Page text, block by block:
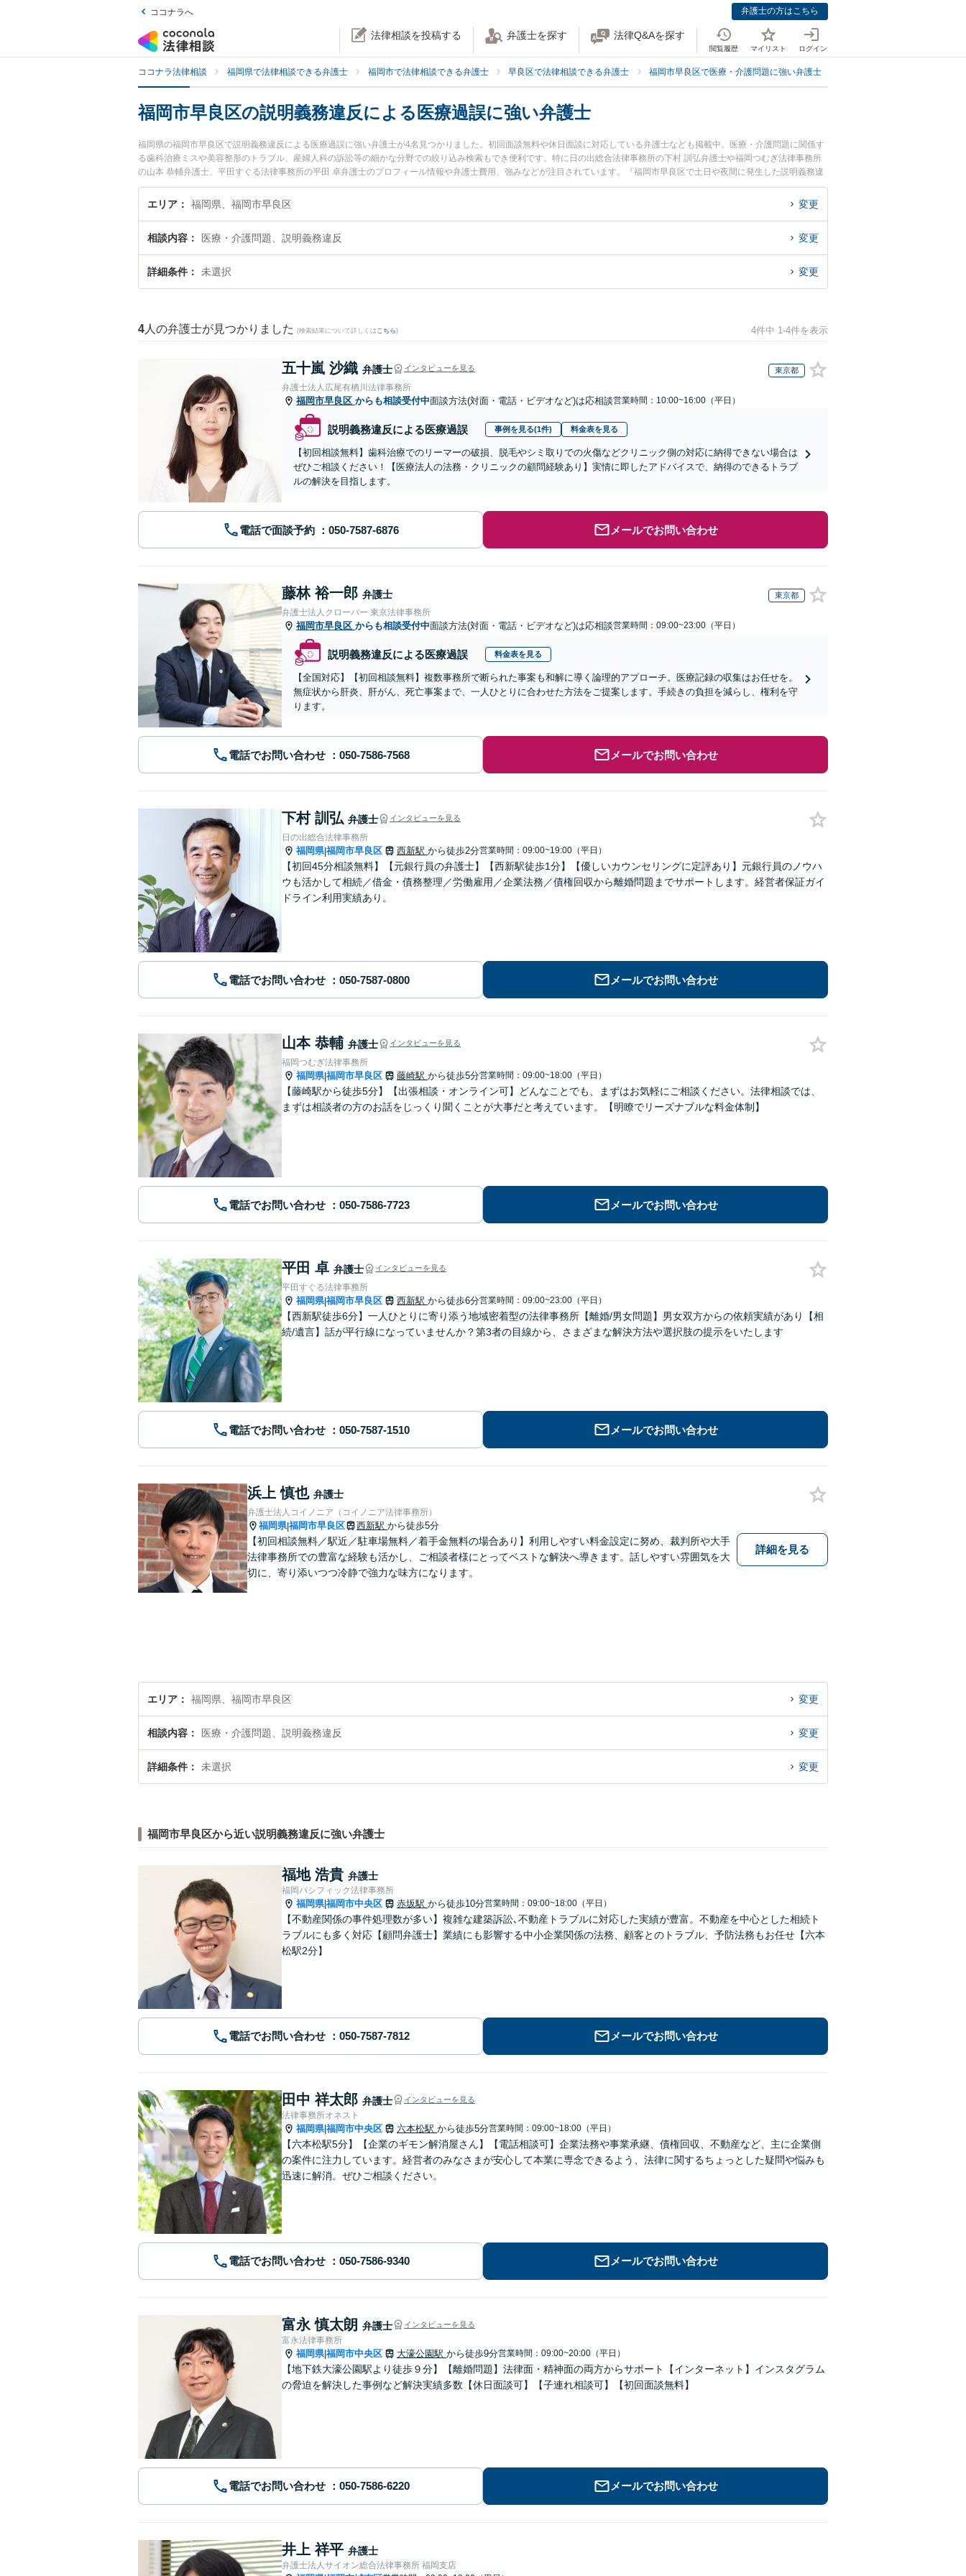
ココナラへ 弁護士の方はこちら
法律相談を投稿する 弁護士を探す 法律Q&Aを探す
閲覧履歴 マイリスト ログイン
ココナラ法律相談 福岡県で法律相談できる弁護士 福岡市で法律相談できる弁護士 早良区で法律相談できる弁護士 福岡市早良区で医療・介護問題に強い弁護士
福岡市早良区の説明義務違反による医療過誤に強い弁護士
福岡県の福岡市早良区で説明義務違反による医療過誤に強い弁護士が4名見つかりました。初回面談無料や休日面談に対応している弁護士なども掲載中。医療・介護問題に関係す
る歯科治療ミスや美容整形のトラブル、産婦人科の訴訟等の細かな分野での絞り込み検索もでき便利です。特に日の出総合法律事務所の下村 訓弘弁護士や福岡つむぎ法律事務所
の山本 恭輔弁護士、平田すぐる法律事務所の平田 卓弁護士のプロフィール情報や弁護士費用、強みなどが注目されています。『福岡市早良区で土日や夜間に発生した説明義務違
反による医療過誤のトラブルを今すぐに弁護士に相談したい』『説明義務違反による医療過誤のトラブル解決の実績豊富な近くの弁護士を検索したい』『初回相談無料で説明義務
違反による医療過誤を法律相談できる福岡市早良区内の弁護士に相談予約したい』などでお困りの相談者さんにおすすめです。
エリア 福岡県、福岡市早良区 変更
相談内容 医療・介護問題、説明義務違反 変更
詳細条件 未選択 変更
4 人の弁護士が見つかりました (検索結果について詳しくは こちら) 4件中 1-4件を表示
五十嵐 沙織 弁護士 インタビューを見る 東京都
弁護士法人広尾有栖川法律事務所
福岡市早良区 からも相談受付中面談方法(対面・電話・ビデオなど)は応相談営業時間：10:00~16:00（平日）
説明義務違反による医療過誤 事例を見る(1件) 料金表を見る
【初回相談無料】歯科治療でのリーマーの破損、脱毛やシミ取りでの火傷などクリニック側の対応に納得できない場合は
ぜひご相談ください！【医療法人の法務・クリニックの顧問経験あり】実情に即したアドバイスで、納得のできるトラブ
ルの解決を目指します。
電話で面談予約 メールでお問い合わせ
藤林 裕一郎 弁護士 東京都
弁護士法人クローバー 東京法律事務所
福岡市早良区 からも相談受付中面談方法(対面・電話・ビデオなど)は応相談営業時間：09:00~23:00（平日）
説明義務違反による医療過誤 料金表を見る
【全国対応】【初回相談無料】複数事務所で断られた事案も和解に導く論理的アプローチ。医療記録の収集はお任せを。
無症状から肝炎、肝がん、死亡事案まで、一人ひとりに合わせた方法をご提案します。手続きの負担を減らし、権利を守
ります。
電話でお問い合わせ メールでお問い合わせ
下村 訓弘 弁護士 インタビューを見る
日の出総合法律事務所
福岡県|福岡市早良区 西新駅 から徒歩2分営業時間：09:00~19:00（平日）
【初回45分相談無料】【元銀行員の弁護士】【西新駅徒歩1分】【優しいカウンセリングに定評あり】元銀行員のノウハ
ウも活かして相続／借金・債務整理／労働雇用／企業法務／債権回収から離婚問題までサポートします。経営者保証ガイ
ドライン利用実績あり。
電話でお問い合わせ メールでお問い合わせ
山本 恭輔 弁護士 インタビューを見る
福岡つむぎ法律事務所
福岡県|福岡市早良区 藤崎駅 から徒歩5分営業時間：09:00~18:00（平日）
【藤崎駅から徒歩5分】【出張相談・オンライン可】どんなことでも、まずはお気軽にご相談ください。法律相談では、
まずは相談者の方のお話をじっくり聞くことが大事だと考えています。【明瞭でリーズナブルな料金体制】
電話でお問い合わせ メールでお問い合わせ
平田 卓 弁護士 インタビューを見る
平田すぐる法律事務所
福岡県|福岡市早良区 西新駅 から徒歩6分営業時間：09:00~23:00（平日）
【西新駅徒歩6分】一人ひとりに寄り添う地域密着型の法律事務所【離婚/男女問題】男女双方からの依頼実績があり【相
続/遺言】話が平行線になっていませんか？第3者の目線から、さまざまな解決方法や選択肢の提示をいたします
電話でお問い合わせ メールでお問い合わせ
浜上 慎也 弁護士
弁護士法人コイノニア（コイノニア法律事務所）
福岡県|福岡市早良区 西新駅 から徒歩5分
【初回相談無料／駅近／駐車場無料／着手金無料の場合あり】利用しやすい料金設定に努め、裁判所や大手
法律事務所での豊富な経験も活かし、ご相談者様にとってベストな解決へ導きます。話しやすい雰囲気を大
切に、寄り添いつつ冷静で強力な味方になります。
詳細を見る
エリア 福岡県、福岡市早良区 変更
相談内容 医療・介護問題、説明義務違反 変更
詳細条件 未選択 変更
福岡市早良区から近い説明義務違反に強い弁護士
福地 浩貴 弁護士
福岡パシフィック法律事務所
福岡県|福岡市中央区 赤坂駅 から徒歩10分営業時間：09:00~18:00（平日）
【不動産関係の事件処理数が多い】複雑な建築訴訟､不動産トラブルに対応した実績が豊富。不動産を中心とした相続ト
ラブルにも多く対応【顧問弁護士】業績にも影響する中小企業関係の法務、顧客とのトラブル、予防法務もお任せ【六本
松駅2分】
電話でお問い合わせ メールでお問い合わせ
田中 祥太郎 弁護士 インタビューを見る
法律事務所オネスト
福岡県|福岡市中央区 六本松駅 から徒歩5分営業時間：09:00~18:00（平日）
【六本松駅5分】【企業のギモン解消屋さん】【電話相談可】企業法務や事業承継、債権回収、不動産など、主に企業側
の案件に注力しています。経営者のみなさまが安心して本業に専念できるよう、法律に関するちょっとした疑問や悩みも
迅速に解消。ぜひご相談ください。
電話でお問い合わせ メールでお問い合わせ
富永 慎太朗 弁護士 インタビューを見る
富永法律事務所
福岡県|福岡市中央区 大濠公園駅 から徒歩9分営業時間：09:00~20:00（平日）
【地下鉄大濠公園駅より徒歩９分】【離婚問題】法律面・精神面の両方からサポート【インターネット】インスタグラム
の脅迫を解決した事例など解決実績多数【休日面談可】【子連れ相談可】【初回面談無料】
電話でお問い合わせ メールでお問い合わせ
井上 祥平 弁護士
弁護士法人サイオン総合法律事務所 福岡支店